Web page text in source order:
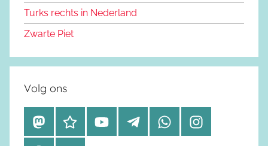
Turks rechts in Nederland
Zwarte Piet
Volg ons
M
a
B
l
Y
o
T
e
W
h
I
n